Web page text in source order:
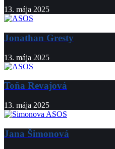
13. mája 2025
Jonathan Gresty
13. mája 2025
Toňa Revajová
13. mája 2025
Jana Šimonová